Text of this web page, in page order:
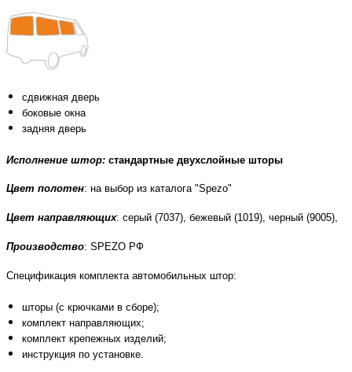
сдвижная дверь
боковые окна
задняя дверь
Исполнение штор: cтандартные двухслойные шторы
Цвет полотен: на выбор из каталога "Spezo"
Цвет направляющих: серый (7037), бежевый (1019), черный (9005),
Производство: SPEZO РФ
Спецификация комплекта автомобильных штор:
шторы (с крючками в сборе);
комплект направляющих;
комплект крепежных изделий;
инструкция по установке.